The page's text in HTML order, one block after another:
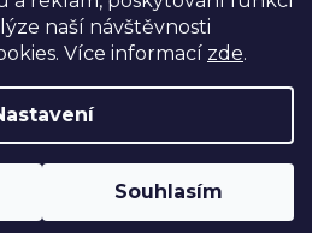
naší návštěvnosti
Více informací zde.
Souhlasím
Všechny ochranné známky
vlastníkům.
Value s.r.o.. Všechna práva
nastavení cookies